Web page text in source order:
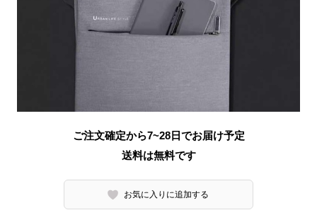
ご注文確定から7~28日でお届け予定
送料は無料です
お気に入りに追加する